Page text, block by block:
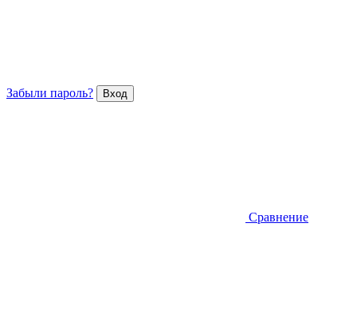
Забыли пароль?
Сравнение